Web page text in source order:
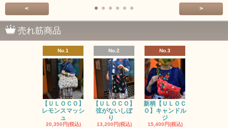
< >
売れ筋商品
No.1
【ＵＬＯＣＯ】
レモンスマッシ
ュ
20,350円(税込)
No.2
【ＵＬＯＣＯ】
弦がないしぼ
り
13,200円(税込)
No.3
新柄【ＵＬＯＣ
Ｏ】キャンドル
ジ
15,400円(税込)